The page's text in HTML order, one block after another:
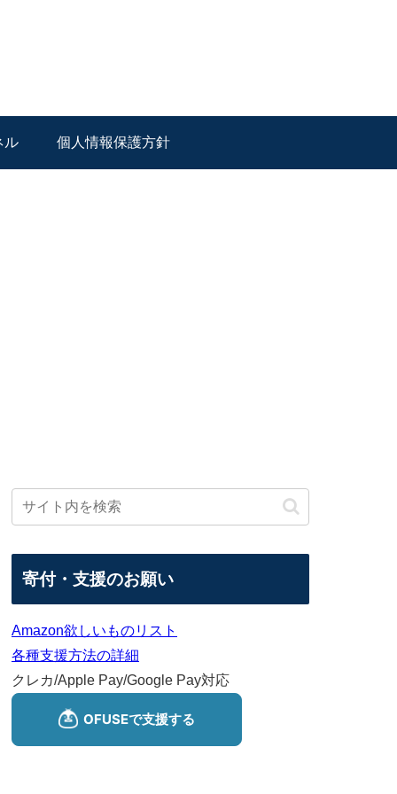
ル 個人情報保護方針
寄付・支援のお願い
Amazon欲しいものリスト
各種支援方法の詳細
クレカ/Apple Pay/Google Pay対応